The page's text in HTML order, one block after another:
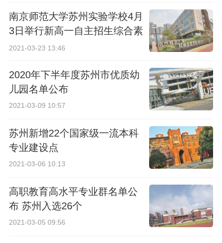
南京师范大学苏州实验学校4月
3日举行新高一自主招生综合素
质考查
2021-03-23 13:46
2020年下半年度苏州市优质幼
儿园名单公布
2021-03-09 10:57
苏州新增22个国家级一流本科
专业建设点
2021-03-06 10:13
高职教育高水平专业群名单公
布 苏州入选26个
2021-03-05 09:56